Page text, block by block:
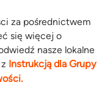
za pośrednictwem
się więcej o
nasze lokalne
Instrukcją dla Grupy